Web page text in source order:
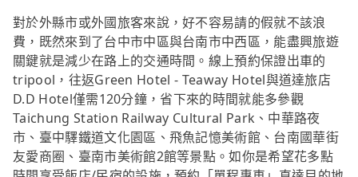
對於外縣市或外國旅客來說，好不容易請的假就不該浪
費，既然來到了台中市中區與台南市中西區，能盡興旅遊
關鍵就是減少在路上的交通時間。線上預約保證出車的
tripool，往返Green Hotel - Teaway Hotel與道達旅店
D.D Hotel僅需120分鐘，省下來的時間就能多參觀
Taichung Station Railway Cultural Park、中華路夜
市、臺中驛鐵道文化園區、飛魚記憶美術館、台南國華街
友愛商圈、臺南市美術館2館等景點。如你是希望花多點